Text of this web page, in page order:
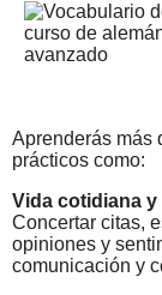
Aprenderás más
prácticos como:
Vida cotidiana
Concertar citas,
opiniones y
comunicación y